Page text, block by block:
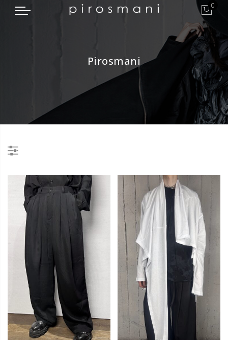
0
Pirosmani